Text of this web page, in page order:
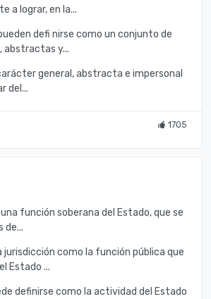
a lograr, en la...
defi nirse como un conjunto de
abstractas y...
general, abstracta e impersonal
del...
1705
función soberana del Estado, que se
de...
jurisdicción como la función pública que
Estado ...
definirse como la actividad del Estado